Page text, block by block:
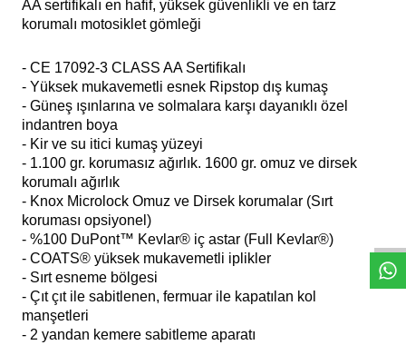
AA sertifikalı en hafif, yüksek güvenlikli ve en tarz
korumalı motosiklet gömleği
- CE 17092-3 CLASS AA Sertifikalı
- Yüksek mukavemetli esnek Ripstop dış kumaş
- Güneş ışınlarına ve solmalara karşı dayanıklı özel
indantren boya
- Kir ve su itici kumaş yüzeyi
- 1.100 gr. korumasız ağırlık. 1600 gr. omuz ve dirsek
korumalı ağırlık
- Knox Microlock Omuz ve Dirsek korumalar (Sırt
koruması opsiyonel)
- %100 DuPont™ Kevlar® iç astar (Full Kevlar®)
- COATS® yüksek mukavemetli iplikler
- Sırt esneme bölgesi
- Çıt çıt ile sabitlenen, fermuar ile kapatılan kol
manşetleri
- 2 yandan kemere sabitleme aparatı